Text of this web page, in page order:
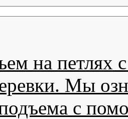
на петлях
Мы
с